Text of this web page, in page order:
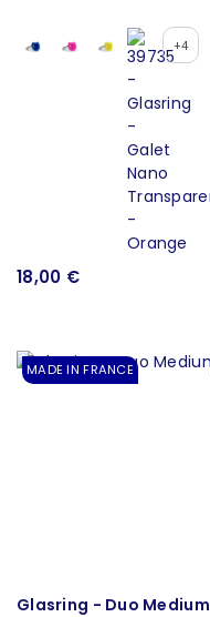
+4
18,00 €
MADE IN FRANCE
Glasring - Duo Medium